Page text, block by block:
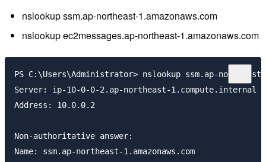
nslookup ssm.ap-northeast-1.amazonaws.com
nslookup ec2messages.ap-northeast-1.amazonaws.com
PS C:\Users\Administrator> nslookup ssm.ap-northeast-
Server: ip-10-0-0-2.ap-northeast-1.compute.internal
Address: 10.0.0.2
Non-authoritative answer:
Name: ssm.ap-northeast-1.amazonaws.com